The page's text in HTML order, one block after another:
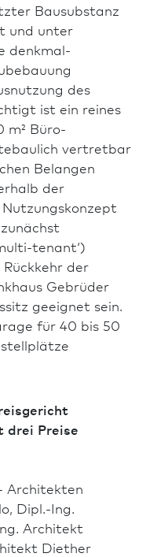
Bausubstanz
und unter
denkmal­
des
ist ein reines
m² Büro-
vertretbar
Belangen
der
tenant‘)
der
Gebrüder
geeignet sein.
für 40 bis 50
drei Preise
Architekten
Dipl.-Ing.
Architekt
Diether